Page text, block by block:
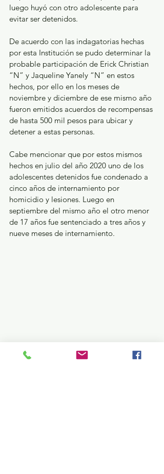
luego huyó con otro adolescente para
evitar ser detenidos.
De acuerdo con las indagatorias hechas
por esta Institución se pudo determinar la
probable participación de Erick Christian
“N” y Jaqueline Yanely “N” en estos
hechos, por ello en los meses de
noviembre y diciembre de ese mismo año
fueron emitidos acuerdos de recompensas
de hasta 500 mil pesos para ubicar y
detener a estas personas.
Cabe mencionar que por estos mismos
hechos en julio del año 2020 uno de los
adolescentes detenidos fue condenado a
cinco años de internamiento por
homicidio y lesiones. Luego en
septiembre del mismo año el otro menor
de 17 años fue sentenciado a tres años y
nueve meses de internamiento.